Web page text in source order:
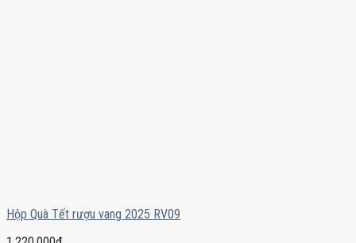
Hộp Quà Tết rượu vang 2025 RV09